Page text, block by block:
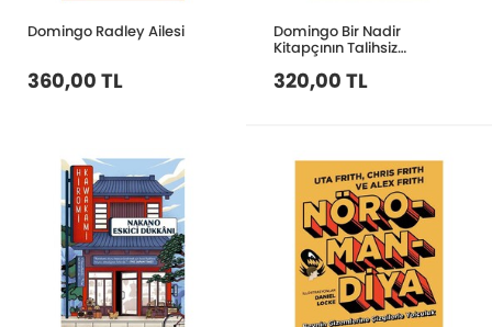
Domingo Radley Ailesi
360,00 TL
Domingo Bir Nadir
Kitapçının Talihsiz
Serüvenleri
320,00 TL